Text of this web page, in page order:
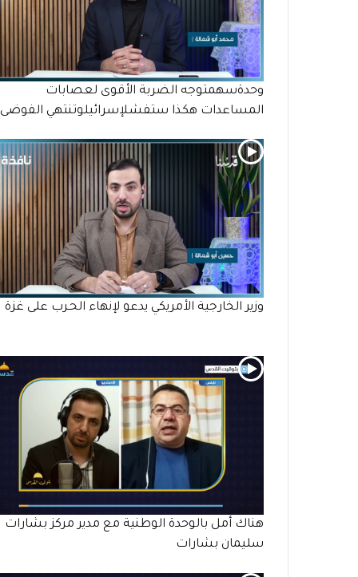
وحدةسهمتوجه الضربة الأقوى لعصابات
المساعدات هكذا ستفشلإسرائيلوتنتهي الفوضى
وزير الخارجية الأمريكي يدعو لإنهاء الحـرب على غزة
هناك أمل بالوحدة الوطنية مع مدير مركز بشارات
سليمان بشارات